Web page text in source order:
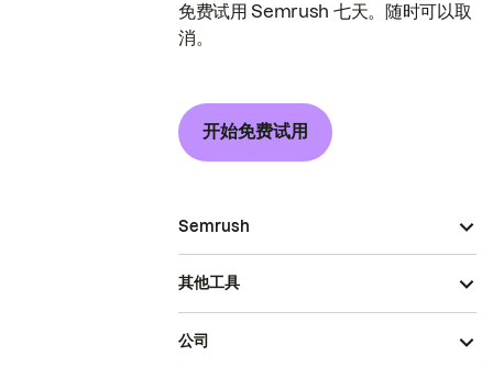
免费试用 Semrush 七天。随时可以取
消。
开始免费试用
Semrush
其他工具
公司